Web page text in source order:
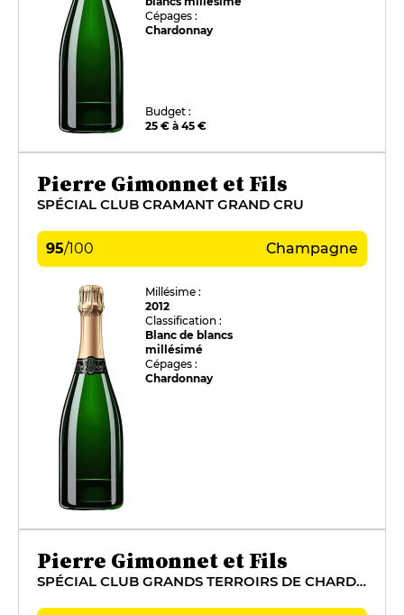
Cépages :
Chardonnay
Budget :
25 € à 45 €
Pierre Gimonnet et Fils
SPÉCIAL CLUB CRAMANT GRAND CRU
95/100 Champagne
Millésime :
2012
Classification :
Blanc de blancs
millésimé
Cépages :
Chardonnay
Pierre Gimonnet et Fils
SPÉCIAL CLUB GRANDS TERROIRS DE CHARDONNAY